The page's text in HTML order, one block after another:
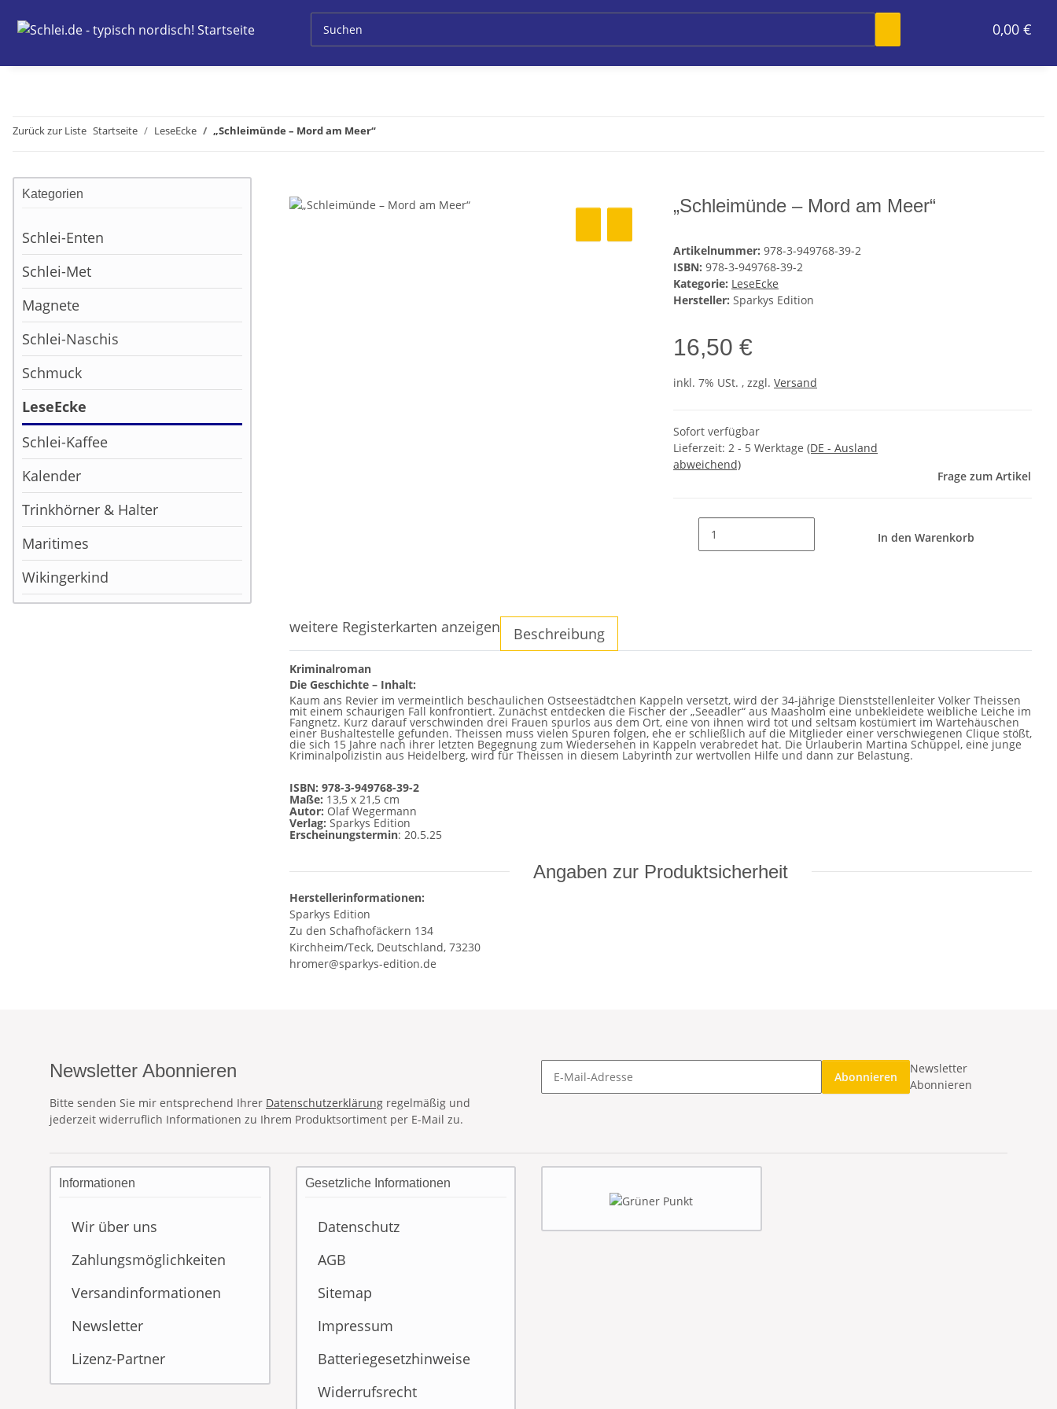
0,00 €
Zurück zur Liste Startseite LeseEcke „Schleimünde – Mord am Meer“
„Schleimünde – Mord am Meer“
Artikelnummer: 978-3-949768-39-2
ISBN: 978-3-949768-39-2
Kategorie: LeseEcke
Hersteller: Sparkys Edition
16,50 €
inkl. 7% USt. , zzgl. Versand
Sofort verfügbar
Lieferzeit: 2 - 5 Werktage (DE - Ausland
abweichend)
Frage zum Artikel
In den Warenkorb
weitere Registerkarten anzeigen Beschreibung
Kriminalroman
Die Geschichte – Inhalt:
Kaum ans Revier im vermeintlich beschaulichen Ostseestädtchen Kappeln versetzt, wird der 34-jährige Dienststellenleiter Volker Theissen
mit einem schaurigen Fall konfrontiert. Zunächst entdecken die Fischer der „Seeadler“ aus Maasholm eine unbekleidete weibliche Leiche im
Fangnetz. Kurz darauf verschwinden drei Frauen spurlos aus dem Ort, eine von ihnen wird tot und seltsam kostümiert im Wartehäuschen
einer Bushaltestelle gefunden. Theissen muss vielen Spuren folgen, ehe er schließlich auf die Mitglieder einer verschwiegenen Clique stößt,
die sich 15 Jahre nach ihrer letzten Begegnung zum Wiedersehen in Kappeln verabredet hat. Die Urlauberin Martina Schüppel, eine junge
Kriminalpolizistin aus Heidelberg, wird für Theissen in diesem Labyrinth zur wertvollen Hilfe und dann zur Belastung.
ISBN: 978-3-949768-39-2
Maße: 13,5 x 21,5 cm
Autor: Olaf Wegermann
Verlag: Sparkys Edition
Erscheinungstermin: 20.5.25
Angaben zur Produktsicherheit
Herstellerinformationen:
Sparkys Edition
Zu den Schafhofäckern 134
Kirchheim/Teck, Deutschland, 73230
hromer@sparkys-edition.de
Kategorien
Schlei-Enten
Schlei-Met
Magnete
Schlei-Naschis
Schmuck
LeseEcke
Schlei-Kaffee
Kalender
Trinkhörner & Halter
Maritimes
Wikingerkind
Newsletter Abonnieren
Bitte senden Sie mir entsprechend Ihrer Datenschutzerklärung regelmäßig und
jederzeit widerruflich Informationen zu Ihrem Produktsortiment per E-Mail zu.
Abonnieren
Newsletter
Abonnieren
Informationen
Wir über uns
Zahlungsmöglichkeiten
Versandinformationen
Newsletter
Lizenz-Partner
Gesetzliche Informationen
Datenschutz
AGB
Sitemap
Impressum
Batteriegesetzhinweise
Widerrufsrecht